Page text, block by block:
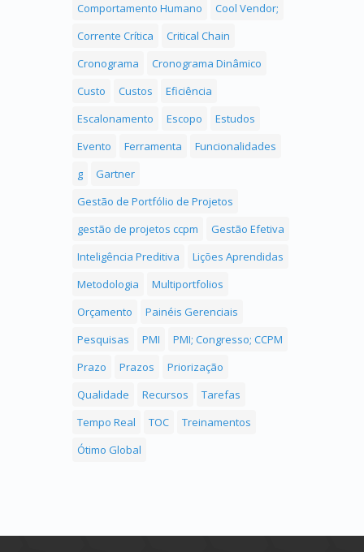
Comportamento Humano
Cool Vendor;
Corrente Crítica
Critical Chain
Cronograma
Cronograma Dinâmico
Custo
Custos
Eficiência
Escalonamento
Escopo
Estudos
Evento
Ferramenta
Funcionalidades
g
Gartner
Gestão de Portfólio de Projetos
gestão de projetos ccpm
Gestão Efetiva
Inteligência Preditiva
Lições Aprendidas
Metodologia
Multiportfolios
Orçamento
Painéis Gerenciais
Pesquisas
PMI
PMI; Congresso; CCPM
Prazo
Prazos
Priorização
Qualidade
Recursos
Tarefas
Tempo Real
TOC
Treinamentos
Ótimo Global